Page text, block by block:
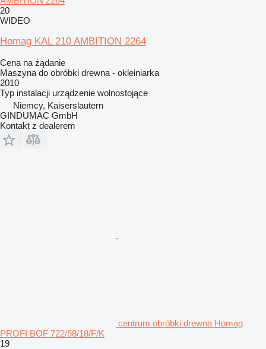
20
WIDEO
Homag KAL 210 AMBITION 2264
Cena na żądanie
Maszyna do obróbki drewna - okleiniarka
2010
Typ instalacji urządzenie wolnostojące
Niemcy, Kaiserslautern
GINDUMAC GmbH
Kontakt z dealerem
centrum obróbki drewna Homag
PROFI BOF 722/58/18/F/K
19